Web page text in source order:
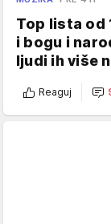
Top lista od
i bogu i
ljudi ih više
Reaguj